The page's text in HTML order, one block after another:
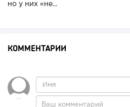
но у них «не...
КОММЕНТАРИИ